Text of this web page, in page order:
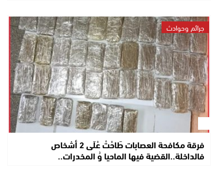
جرائم وحوادث
فرقة مكافحة العصابات طَاحْتْ عْلَى 2 أشخاص
فالداخلة..القضية فيها الماحيا وُ المخدرات..